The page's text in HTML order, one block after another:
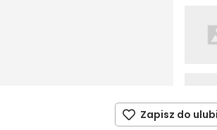
Zapisz do